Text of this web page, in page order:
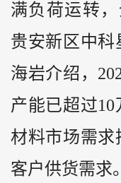
满负荷运转
贵安新区中科
海岩介绍，
产能已超过10
材料市场需求
客户供货需求。